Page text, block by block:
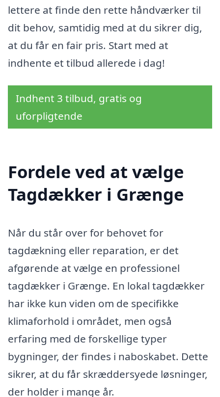
lettere at finde den rette håndværker til
dit behov, samtidig med at du sikrer dig,
at du får en fair pris. Start med at
indhente et tilbud allerede i dag!
Indhent 3 tilbud, gratis og
uforpligtende
Fordele ved at vælge
Tagdækker i Grænge
Når du står over for behovet for
tagdækning eller reparation, er det
afgørende at vælge en professionel
tagdækker i Grænge. En lokal tagdækker
har ikke kun viden om de specifikke
klimaforhold i området, men også
erfaring med de forskellige typer
bygninger, der findes i naboskabet. Dette
sikrer, at du får skræddersyede løsninger,
der holder i mange år.